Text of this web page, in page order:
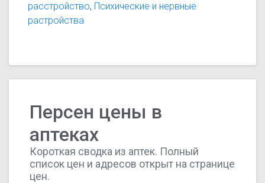
расстройство, Психические и нервные
растройства
Персен цены в
аптеках
Короткая сводка из аптек. Полный
список цен и адресов открыт на странице
цен.